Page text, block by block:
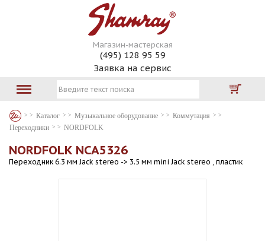
Магазин-мастерская
(495) 128 95 59
Заявка на сервис
Каталог Музыкальное оборудование
Коммутация
Переходники
NORDFOLK
NORDFOLK NCA5326
Переходник 6.3 мм Jack stereo -> 3.5 мм mini Jack stereo , пластик